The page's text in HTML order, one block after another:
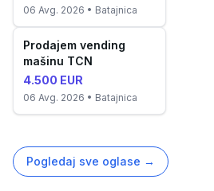
06 Avg. 2026 • Batajnica
Prodajem vending
mašinu TCN
4.500 EUR
06 Avg. 2026 • Batajnica
Pogledaj sve oglase →